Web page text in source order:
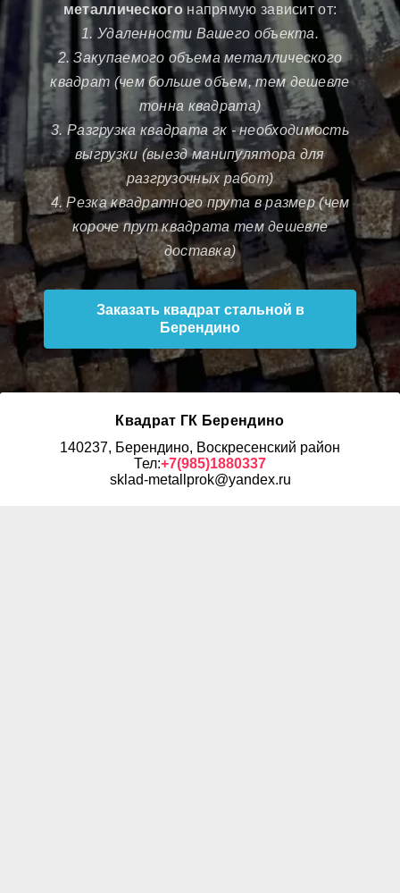
металлического напрямую зависит от:
1. Удаленности Вашего объекта.
2. Закупаемого объема металлического
квадрат (чем больше объем, тем дешевле
тонна квадрата)
3. Разгрузка квадрата гк - необходимость
выгрузки (выезд манипулятора для
разгрузочных работ)
4. Резка квадратного прута в размер (чем
короче прут квадрата тем дешевле
доставка)
Заказать квадрат стальной в
Берендино
Квадрат ГК Берендино
140237, Берендино, Воскресенский район
Тел:+7(985)1880337
sklad-metallprok@yandex.ru